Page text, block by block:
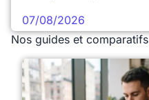
07/08/2026
Nos guides et comparatifs